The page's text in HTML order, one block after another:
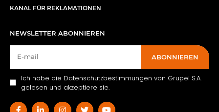
KANAL FÜR REKLAMATIONEN
NEWSLETTER ABONNIEREN
ABONNIEREN
Ich habe die Datenschutzbestimmungen von Grupel S.A.
gelesen und akzeptiere sie.